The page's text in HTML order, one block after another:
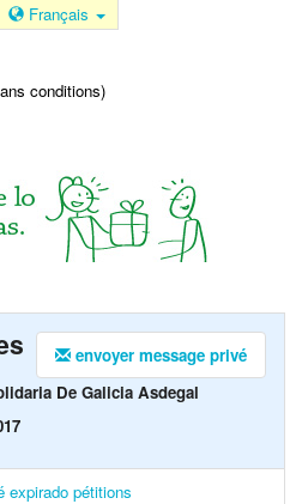
Français
conditions)
envoyer message privé
De Galicia Asdegal
expirado pétitions